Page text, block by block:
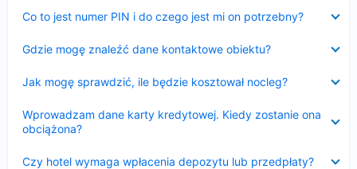
Co to jest numer PIN i do czego jest mi on potrzebny?
Gdzie mogę znaleźć dane kontaktowe obiektu?
Jak mogę sprawdzić, ile będzie kosztował nocleg?
Wprowadzam dane karty kredytowej. Kiedy zostanie ona
obciążona?
Czy hotel wymaga wpłacenia depozytu lub przedpłaty?